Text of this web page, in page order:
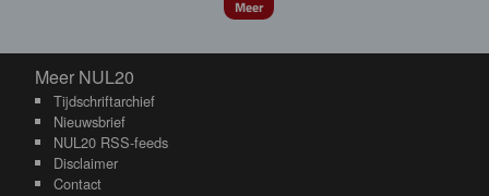
Meer
Meer NUL20
Meer NUL20
Tijdschriftarchief
Nieuwsbrief
NUL20 RSS-feeds
Disclaimer
Contact